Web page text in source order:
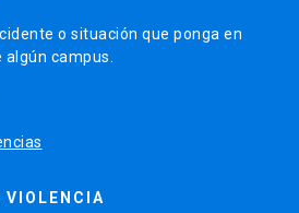
o situación que ponga en
campus.
VIOLENCIA